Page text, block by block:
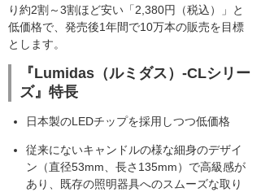
り約2割～3割ほど安い「2,380円（税込）」と
低価格で、発売後1年間で10万本の販売を目標
とします。
『Lumidas（ルミダス）-CLシリー
ズ』特長
日本製のLEDチップを採用しつつ低価格
従来にないキャンドルの様な細身のデザイ
ン（直径53mm、長さ135mm）で高級感が
あり、既存の照明器具へのスムーズな取り